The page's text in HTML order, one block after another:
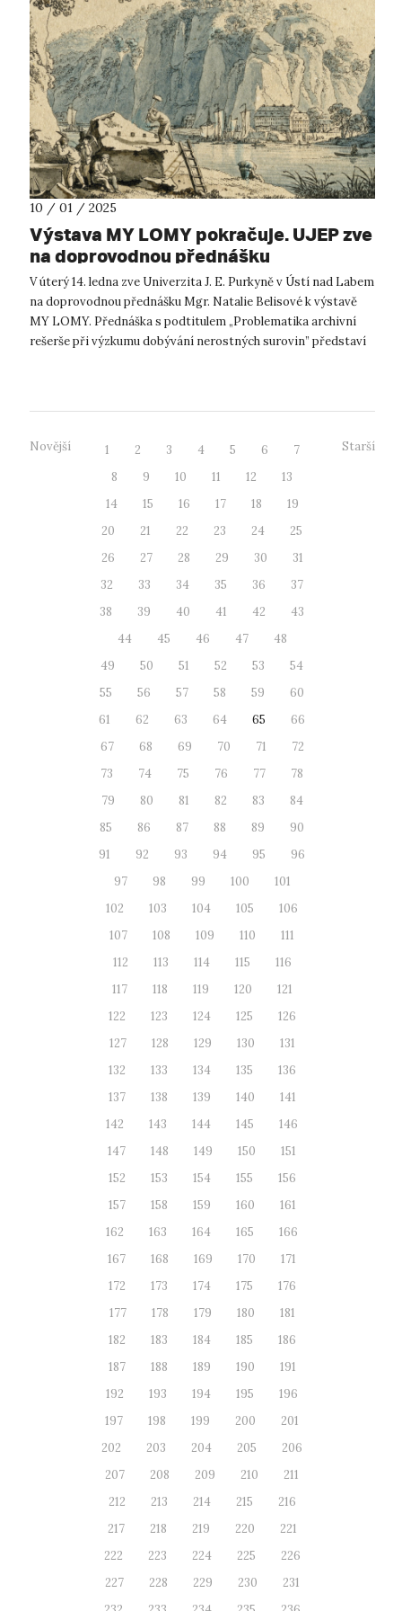
10 / 01 / 2025
Výstava MY LOMY pokračuje. UJEP zve
na doprovodnou přednášku
V úterý 14. ledna zve Univerzita J. E. Purkyně v Ústí nad Labem
na doprovodnou přednášku Mgr. Natalie Belisové k výstavě
MY LOMY. Přednáška s podtitulem „Problematika archivní
rešerše při výzkumu dobývání nerostných surovin” představí
Novější 1 2 3 4 5 6
7
8
9 10 11 12
13
14
15 16 17 18
19
20
21 22 23 24
25
26
27 28 29 30
31
32
33 34 35 36
37
38
39 40 41 42
43
44
45 46 47
48
49
50 51 52 53
54
55
56 57 58 59
60
61
62 63 64 65
66
67
68 69 70 71
72
73
74 75 76 77
78
79
80 81 82 83
84
85
86 87 88 89
90
91
92 93 94 95
96
97
98 99 100
101
102
103 104 105
106
107
108 109 110
111
112
113 114 115
116
117
118 119 120
121
122
123 124 125
126
127
128 129 130
131
132
133 134 135
136
137
138 139 140
141
142
143 144 145
146
147
148 149 150
151
152
153 154 155
156
157
158 159 160
161
162
163 164 165
166
167
168 169 170
171
172
173 174 175
176
177
178 179 180
181
182
183 184 185
186
187
188 189 190
191
192
193 194 195
196
197
198 199 200
201
202
203 204 205
206
207
208 209 210
211
212
213 214 215
216
217
218 219 220
221
222
223 224 225
226
227
228 229 230
231
Starší